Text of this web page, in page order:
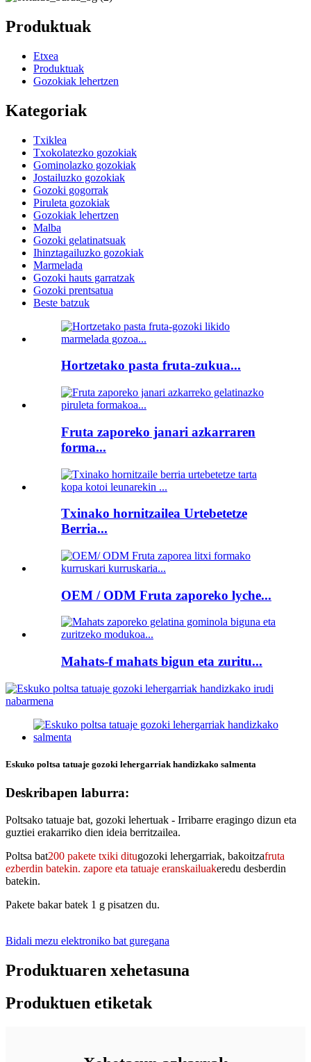
Produktuak
Etxea
Produktuak
Gozokiak lehertzen
Kategoriak
Txiklea
Txokolatezko gozokiak
Gominolazko gozokiak
Jostailuzko gozokiak
Gozoki gogorrak
Piruleta gozokiak
Gozokiak lehertzen
Malba
Gozoki gelatinatsuak
Ihinztagailuzko gozokiak
Marmelada
Gozoki hauts garratzak
Gozoki prentsatua
Beste batzuk
Hortzetako pasta fruta-zukua...
Fruta zaporeko janari azkarraren
forma...
Txinako hornitzailea Urtebetetze
Berria...
OEM / ODM Fruta zaporeko lyche...
Mahats-f mahats bigun eta zuritu...
Eskuko poltsa tatuaje gozoki lehergarriak handizkako salmenta
Deskribapen laburra:
Poltsako tatuaje bat, gozoki lehertuak - Irribarre eragingo dizun eta
guztiei erakarriko dien ideia berritzailea.
Poltsa bat200 pakete txiki ditugozoki lehergarriak, bakoitzafruta
ezberdin batekin. zapore eta tatuaje eranskailuakeredu desberdin
batekin.
Pakete bakar batek 1 g pisatzen du.
Bidali mezu elektroniko bat guregana
Produktuaren xehetasuna
Produktuen etiketak